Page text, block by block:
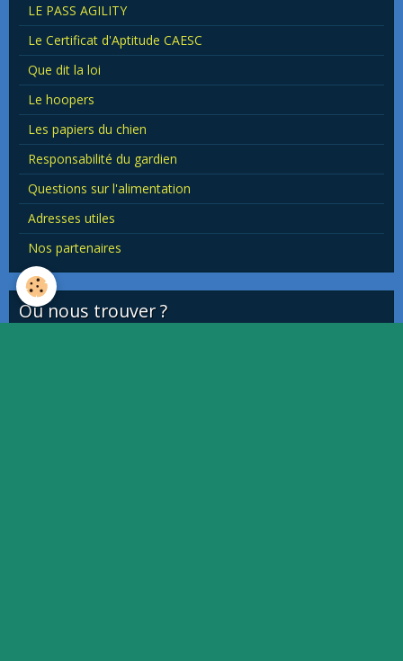
LE PASS AGILITY
Le Certificat d'Aptitude CAESC
Que dit la loi
Le hoopers
Les papiers du chien
Responsabilité du gardien
Questions sur l'alimentation
Adresses utiles
Nos partenaires
Où nous trouver ?